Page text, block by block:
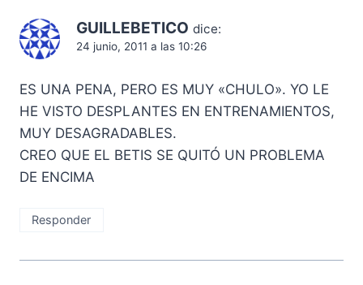
GUILLEBETICO dice:
24 junio, 2011 a las 10:26
ES UNA PENA, PERO ES MUY «CHULO». YO LE
HE VISTO DESPLANTES EN ENTRENAMIENTOS,
MUY DESAGRADABLES.
CREO QUE EL BETIS SE QUITÓ UN PROBLEMA
DE ENCIMA
Responder